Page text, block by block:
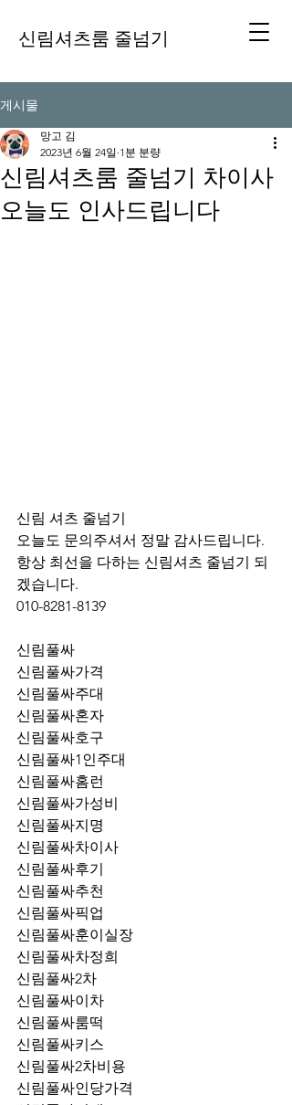
신림셔츠룸 줄넘기
게시물
신림셔츠룸 줄넘기 차이사
오늘도 인사드립니다
망고 김
2023년 6월 24일 1분 분량
신림 셔츠 줄넘기
오늘도 문의주셔서 정말 감사드립니다.
항상 최선을 다하는 신림셔츠 줄넘기 되
겠습니다.
010-8281-8139
신림풀싸
신림풀싸가격
신림풀싸주대
신림풀싸혼자
신림풀싸호구
신림풀싸1인주대
신림풀싸홈런
신림풀싸가성비
신림풀싸지명
신림풀싸차이사
신림풀싸후기
신림풀싸추천
신림풀싸훈이실장
신림풀싸차정희
신림풀싸2차
신림풀싸이차
신림풀싸룸떡
신림풀싸키스
신림풀싸2차비용
신림풀싸인당가격